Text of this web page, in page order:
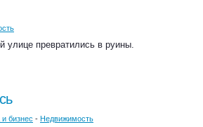
улице превратились в руины.
бизнес - Недвижимость